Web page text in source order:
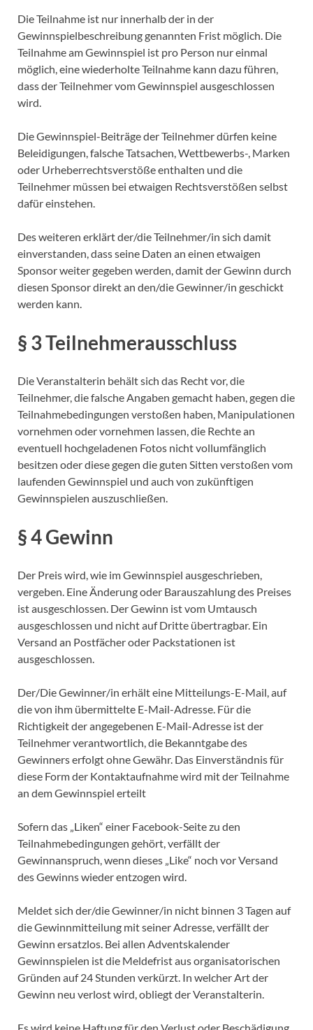
Die Teilnahme ist nur innerhalb der in der
Gewinnspielbeschreibung genannten Frist möglich. Die
Teilnahme am Gewinnspiel ist pro Person nur einmal
möglich, eine wiederholte Teilnahme kann dazu führen,
dass der Teilnehmer vom Gewinnspiel ausgeschlossen
wird.
Die Gewinnspiel-Beiträge der Teilnehmer dürfen keine
Beleidigungen, falsche Tatsachen, Wettbewerbs-, Marken
oder Urheberrechtsverstöße enthalten und die
Teilnehmer müssen bei etwaigen Rechtsverstößen selbst
dafür einstehen.
Des weiteren erklärt der/die Teilnehmer/in sich damit
einverstanden, dass seine Daten an einen etwaigen
Sponsor weiter gegeben werden, damit der Gewinn durch
diesen Sponsor direkt an den/die Gewinner/in geschickt
werden kann.
§ 3 Teilnehmerausschluss
Die Veranstalterin behält sich das Recht vor, die
Teilnehmer, die falsche Angaben gemacht haben, gegen die
Teilnahmebedingungen verstoßen haben, Manipulationen
vornehmen oder vornehmen lassen, die Rechte an
eventuell hochgeladenen Fotos nicht vollumfänglich
besitzen oder diese gegen die guten Sitten verstoßen vom
laufenden Gewinnspiel und auch von zukünftigen
Gewinnspielen auszuschließen.
§ 4 Gewinn
Der Preis wird, wie im Gewinnspiel ausgeschrieben,
vergeben. Eine Änderung oder Barauszahlung des Preises
ist ausgeschlossen. Der Gewinn ist vom Umtausch
ausgeschlossen und nicht auf Dritte übertragbar. Ein
Versand an Postfächer oder Packstationen ist
ausgeschlossen.
Der/Die Gewinner/in erhält eine Mitteilungs-E-Mail, auf
die von ihm übermittelte E-Mail-Adresse. Für die
Richtigkeit der angegebenen E-Mail-Adresse ist der
Teilnehmer verantwortlich, die Bekanntgabe des
Gewinners erfolgt ohne Gewähr. Das Einverständnis für
diese Form der Kontaktaufnahme wird mit der Teilnahme
an dem Gewinnspiel erteilt
Sofern das „Liken“ einer Facebook-Seite zu den
Teilnahmebedingungen gehört, verfällt der
Gewinnanspruch, wenn dieses „Like“ noch vor Versand
des Gewinns wieder entzogen wird.
Meldet sich der/die Gewinner/in nicht binnen 3 Tagen auf
die Gewinnmitteilung mit seiner Adresse, verfällt der
Gewinn ersatzlos. Bei allen Adventskalender
Gewinnspielen ist die Meldefrist aus organisatorischen
Gründen auf 24 Stunden verkürzt. In welcher Art der
Gewinn neu verlost wird, obliegt der Veranstalterin.